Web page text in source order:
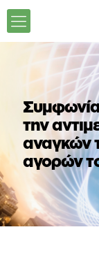
την
αναγκών
αγορών